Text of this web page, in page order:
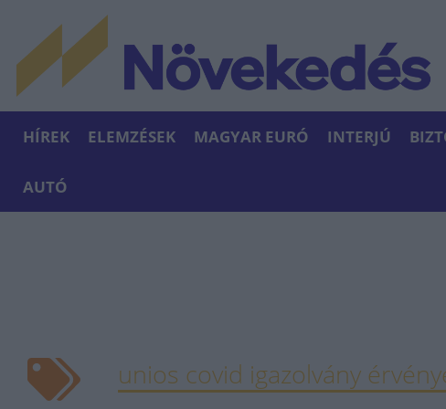
HÍREK ELEMZÉSEK MAGYAR EURÓ INTERJÚ
AUTÓ
unios covid igazolvány